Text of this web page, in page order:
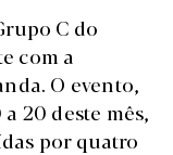
C do
com a
O evento,
20 deste mês,
por quatro